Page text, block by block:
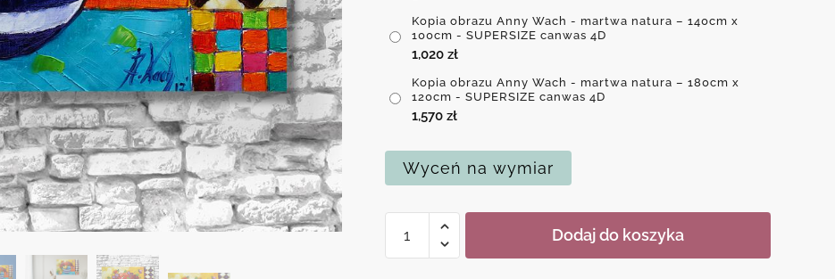
Kopia obrazu Anny Wach - martwa natura – 140cm x
100cm - SUPERSIZE canwas 4D
1,020 zł
Kopia obrazu Anny Wach - martwa natura – 180cm x
120cm - SUPERSIZE canwas 4D
1,570 zł
Wyceń na wymiar
Kopia
Dodaj do koszyka